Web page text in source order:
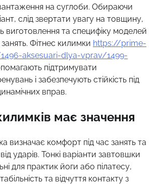
на суглоби. Обираючи
слід звертати увагу на товщину,
виготовлення та специфіку моделей
занять. Фітнес килимки https://prime-
aksesuari-dlya-vprav/1499-
підтримувати
і забезпечують стійкість під
вправ.
має значення
визначає комфорт під час занять та
ударів. Тонкі варіанти завтовшки
для практик йоги або пілатесу,
та відчуття контакту з